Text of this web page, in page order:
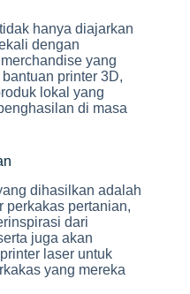
hanya diajarkan
dengan
yang
printer 3D,
lokal yang
di masa
dihasilkan adalah
perkakas pertanian,
dari
juga akan
laser untuk
yang mereka